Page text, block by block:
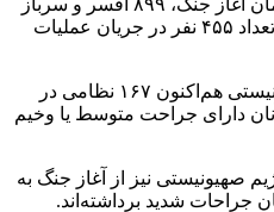
این رژیم کشته شده‌اند که از این تعداد ۴۵۵ نفر در جریان عملیات
بر اساس بیانیه ارتش رژیم صهیونیستی هم‌اکنون ۱۶۷ نظامی در
که ۱۶۵ نفر از آنان دارای جراحت متوسط یا وخیم
صهیونیستی نیز از آغاز جنگ به